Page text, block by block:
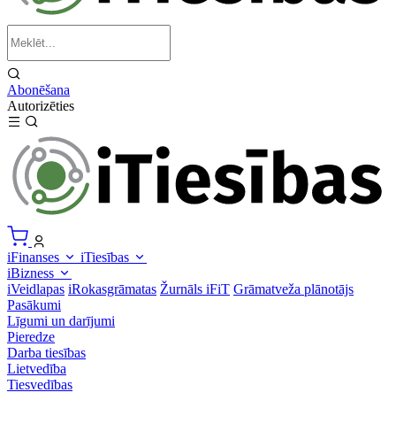
Abonēšana
Autorizēties
iFinanses
iTiesības
iBizness
iVeidlapas iRokasgrāmatas Žurnāls iFiT Grāmatveža plānotājs
Pasākumi
Līgumi un darījumi
Pieredze
Darba tiesības
Lietvedība
Tiesvedības